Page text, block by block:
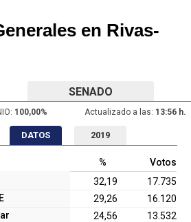
en Rivas-
SENADO
100,00% Actualizado a las: 13:56 h.
DATOS 2019
%
Votos
32,19
17.735
29,26
16.120
24,56
13.532